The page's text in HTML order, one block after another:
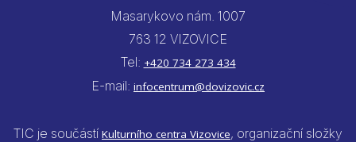
Masarykovo nám. 1007
763 12 VIZOVICE
Tel: +420 734 273 434
E-mail: infocentrum@dovizovic.cz
TIC je součástí Kulturního centra Vizovice, organizační složky